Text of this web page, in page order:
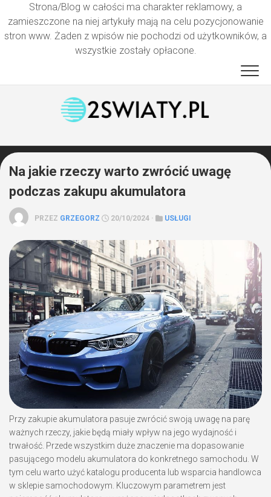
Strona/Blog w całości ma charakter reklamowy, a
zamieszczone na niej artykuły mają na celu pozycjonowanie
stron www. Żaden z wpisów nie pochodzi od użytkowników, a
wszystkie zostały opłacone.
Na jakie rzeczy warto zwrócić uwagę
podczas zakupu akumulatora
PRZEZ GRZEGORZ 20/10/2024 · USŁUGI
Przy zakupie akumulatora pasuje zwrócić swoją uwagę na parę
ważnych rzeczy, jakie będą miały wpływ na jego wydajność i
trwałość. Przede wszystkim duże znaczenie ma dopasowanie
pasującego modelu akumulatora do konkretnego samochodu. W
tym celu warto użyć katalogu producenta lub wsparcia handlowca
w sklepie samochodowym. Kluczowym parametrem jest